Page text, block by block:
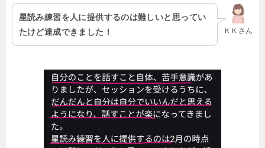
ＫＫさん
星読み練習を人に提供するのは難しいと思ってい
たけど達成できました！